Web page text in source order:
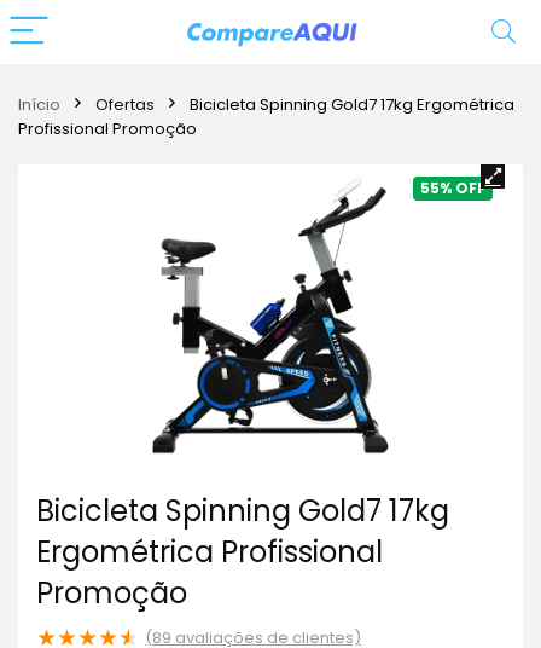
Início Ofertas
Bicicleta Spinning Gold7 17kg Ergométrica
Profissional Promoção
55%
Bicicleta Spinning Gold7 17kg
Ergométrica Profissional
Promoção
★★★★★ (89 avaliações de clientes)